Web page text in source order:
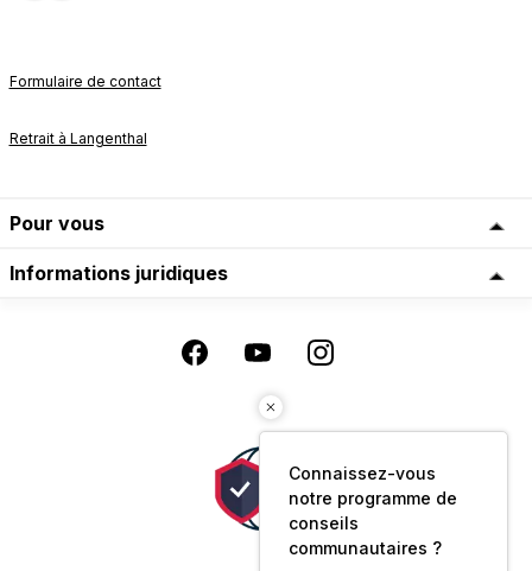
Formulaire de contact
Retrait à Langenthal
Pour vous
Informations juridiques
Connaissez-vous
notre programme de
conseils
communautaires ?